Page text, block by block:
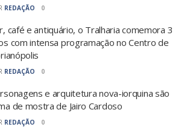
REDAÇÃO 0
café e antiquário, o Tralharia comemora 3
com intensa programação no Centro de
REDAÇÃO 0
e arquitetura nova-iorquina são
de mostra de Jairo Cardoso
REDAÇÃO 0